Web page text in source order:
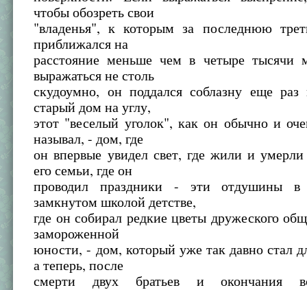
чтобы обозреть свои
"владенья", к которым за последнюю
приближался на
расстояние меньше чем в четыре тысячи
выражаться не столь
скудоумно, он поддался соблазну еще раз
старый дом на углу,
этот "веселый уголок", как он обычно и
называл, - дом, где
он впервые увидел свет, где жили и
его семьи, где он
проводил праздники - эти отдушины
замкнутом школой детстве,
где он собирал редкие цветы дружеского
замороженной
юности, - дом, который уже так давно стал
а теперь, после
смерти двух братьев и окончания